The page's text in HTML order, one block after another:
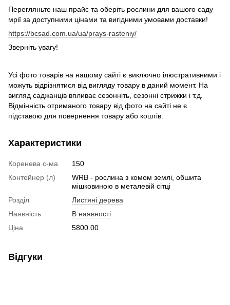
Перегляньте наш прайс та оберіть рослини для вашого саду
мрії за доступними цінами та вигідними умовами доставки!
https://bcsad.com.ua/ua/prays-rasteniy/
Зверніть увагу!
Усі фото товарів на нашому сайті є виключно ілюстративними і
можуть відрізнятися від вигляду товару в даний момент. На
вигляд саджанців впливає сезонніть, сезонні стрижки і т.д.
Відмінність отриманого товару від фото на сайті не є
підставою для повернення товару або коштів.
Характеристики
Коренева с-ма
150
Контейнер (л)
WRB - рослина з комом землі, обшита
мішковиною в металевій сітці
Розділ
Листяні дерева
Наявність
В наявності
Ціна
5800.00
Відгуки